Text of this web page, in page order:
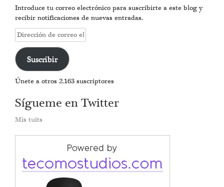
Introduce tu correo electrónico para suscribirte a este blog y
recibir notificaciones de nuevas entradas.
Dirección
de
correo
electrónico
Suscribir
Únete a otros 2.163 suscriptores
Sígueme en Twitter
Mis tuits